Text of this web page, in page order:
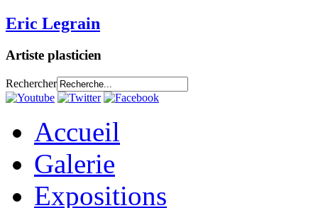
Eric Legrain
Artiste plasticien
Rechercher
Accueil
Galerie
Expositions